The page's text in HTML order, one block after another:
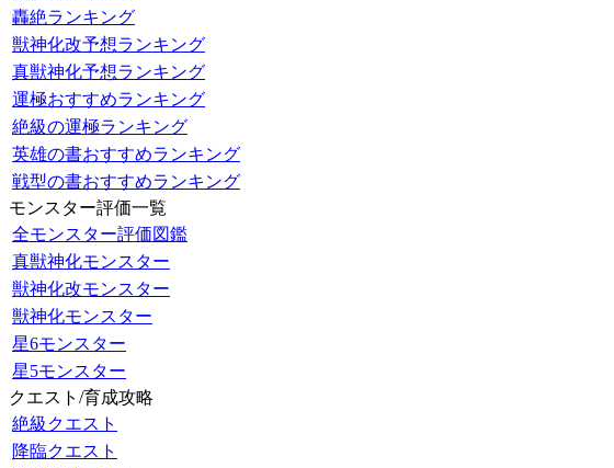
轟絶ランキング
獣神化改予想ランキング
真獣神化予想ランキング
運極おすすめランキング
絶級の運極ランキング
英雄の書おすすめランキング
戦型の書おすすめランキング
モンスター評価一覧
全モンスター評価図鑑
真獣神化モンスター
獣神化改モンスター
獣神化モンスター
星6モンスター
星5モンスター
クエスト/育成攻略
絶級クエスト
降臨クエスト